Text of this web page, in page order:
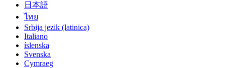
日本語
ไทย
Srbija jezik (latinica)
Italiano
íslenska
Svenska
Cymraeg